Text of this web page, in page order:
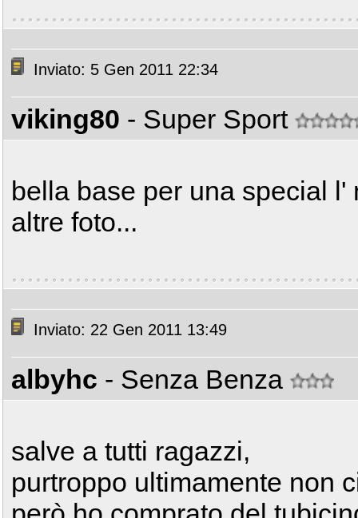
Inviato: 5 Gen 2011 22:34
viking80 - Super Sport
bella base per una special
altre foto...
Inviato: 22 Gen 2011 13:49
albyhc - Senza Benza
salve a tutti ragazzi,
purtroppo ultimamente non